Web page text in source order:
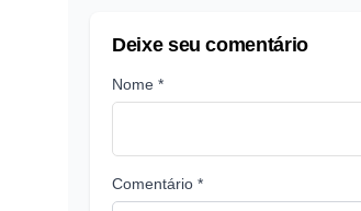
Deixe seu comentário
Nome *
Comentário *